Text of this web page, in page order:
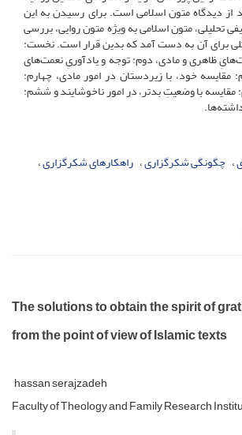
از دیدگاه متون اسلامی است. برای رسیدن به این
متون اسلامی به ویژه متون روایی، بررسی
برای آن به دست آمد که بدین قرار است. نخست:
ظاهری و مادی، دوم: توجه و یادآوریِ نعمت‌های
مقایسه خود، با زیردستان در امور مادی، چهارم:
مقایسه با وضعیتِ بدتر، در امور ناخوشایند و ششم:
چگونگی شکرگزاری راهکارهای شکرگزاری
The solutions to obtain the spirit of
from the point of view of Islamic texts
hassan serajzadeh
Faculty of Theology and Family Research